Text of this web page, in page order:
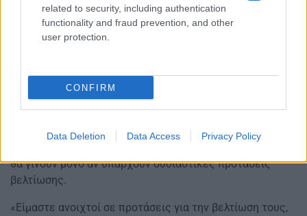
related to security, including authentication
functionality and fraud prevention, and other
user protection.
CONFIRM
Data Deletion Data Access Privacy Policy
θα γίνουν μόνο αν υπάρχουν ουσιαστικές προτάσεις
βελτίωσης.
«Είμαστε ανοιχτοί σε προτάσεις για την βελτίωση τους,